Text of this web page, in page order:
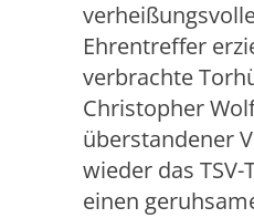
Ehrentreffer
verbrachte
Christopher
überstandener
wieder das
einen